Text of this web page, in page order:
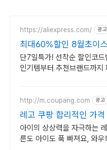
https://aliexpress.com/ 광고
최대60%할인 8월초이
대60%할인 선착순코드
단7일특가! 선착순 할인코드
인기템부터 추천브랜드까지
http://m.coupang.com 광고
레고 쿠팡 합리적인 가
아이의 상상력을 자극하는
른도 아이도 푹 빠져요, 와